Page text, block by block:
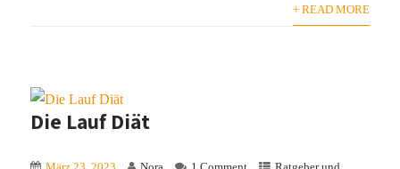
+ READ MORE
Die Lauf Diät